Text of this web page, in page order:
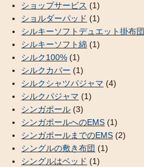
ショップサービス (1)
ショルダーパッド (1)
シルキーソフトデュエット掛布団
シルキーソフト綿 (1)
シルク100% (1)
シルクカバー (1)
シルクシャツパジャマ (4)
シルクパジャマ (1)
シンガポール (3)
シンガポールへのEMS (1)
シンガポールまでのEMS (2)
シングルの敷き布団 (1)
シングルはベッド (1)